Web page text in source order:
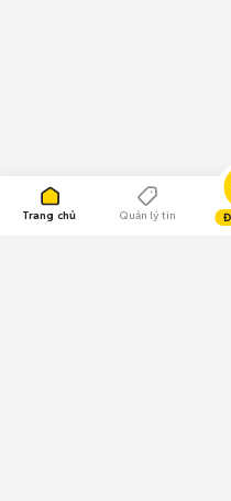
Trang chủ Quản lý tin